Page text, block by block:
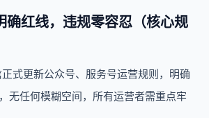
确红线，违规零容忍（核心规
式更新公众号、服务号运营规则，明确
无任何模糊空间，所有运营者需重点牢